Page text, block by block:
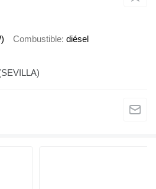
Combustible diésel